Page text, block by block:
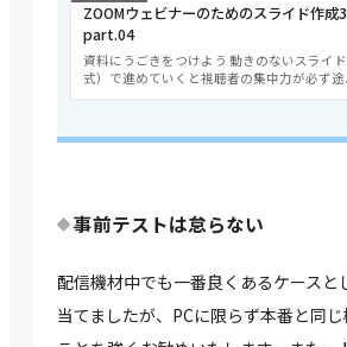
ZOOMウェビナーのためのスライド作
part.04
資料にうごきをつけよう 動きのないスライ
式）で進めていくと視聴者の集中力が必ず途
事前テストは怠らない
配信機材中でも一番良くあるケースと
当てましたが、PCに限らず本番と同